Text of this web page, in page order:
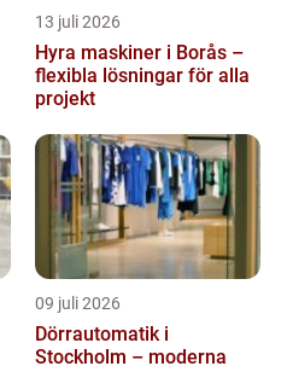
13 juli 2026
Hyra maskiner i Borås –
flexibla lösningar för alla
projekt
09 juli 2026
Dörrautomatik i
Stockholm – moderna